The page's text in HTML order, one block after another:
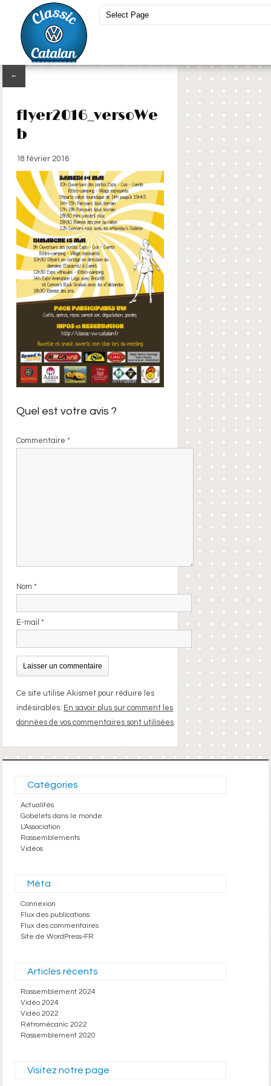
←
flyer2016_versoWe
b
18 février 2016
Quel est votre avis ?
Commentaire*
Nom*
E-mail*
Ce site utilise Akismet pour réduire les
indésirables. En savoir plus sur comment les
données de vos commentaires sont utilisées
Catégories
Actualités
Gobelets dans le monde
L'Association
Rassemblements
Vidéos
Méta
Connexion
Flux des publications
Flux des commentaires
Site de WordPress-FR
Articles récents
Rassemblement 2024
Vidéo 2024
Vidéo 2022
Rétromécanic 2022
Rassemblement 2020
Visitez notre page